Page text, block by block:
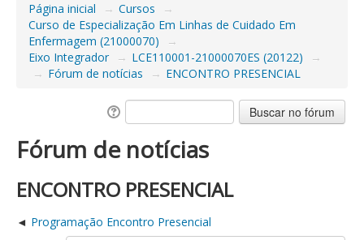
Página inicial → Cursos
→
Curso de Especialização Em Linhas de Cuidado Em
Enfermagem (21000070)
→
Eixo Integrador
→ LCE110001-21000070ES (20122)
→
→ Fórum de notícias → ENCONTRO PRESENCIAL
Fórum de notícias
ENCONTRO PRESENCIAL
Programação Encontro Presencial